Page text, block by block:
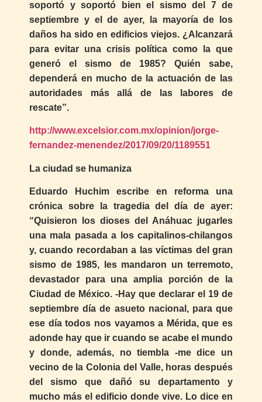
soportó y soportó bien el sismo del 7 de
septiembre y el de ayer, la mayoría de los
daños ha sido en edificios viejos. ¿Alcanzará
para evitar una crisis política como la que
generó el sismo de 1985? Quién sabe,
dependerá en mucho de la actuación de las
autoridades más allá de las labores de
rescate”.
http://www.excelsior.com.mx/opinion/jorge-
fernandez-menendez/2017/09/20/1189551
La ciudad se humaniza
Eduardo Huchim escribe en reforma una
crónica sobre la tragedia del día de ayer:
“Quisieron los dioses del Anáhuac jugarles
una mala pasada a los capitalinos-chilangos
y, cuando recordaban a las víctimas del gran
sismo de 1985, les mandaron un terremoto,
devastador para una amplia porción de la
Ciudad de México. -Hay que declarar el 19 de
septiembre día de asueto nacional, para que
ese día todos nos vayamos a Mérida, que es
adonde hay que ir cuando se acabe el mundo
y donde, además, no tiembla -me dice un
vecino de la Colonia del Valle, horas después
del sismo que dañó su departamento y
mucho más el edificio donde vive. Lo dice en